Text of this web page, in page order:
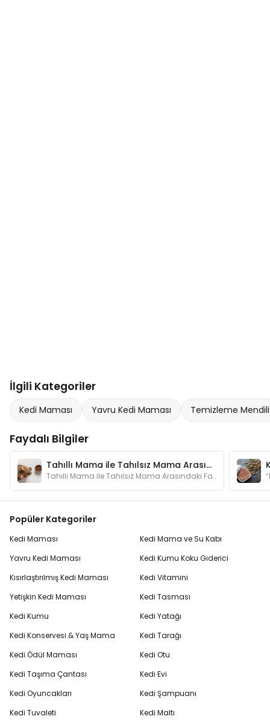
İlgili Kategoriler
Kedi Maması Yavru Kedi Maması Temizleme Mendili
Faydalı Bilgiler
Tahıllı Mama ile Tahılsız Mama Arasındaki Fark Nedir?
Tahıllı Mama ile Tahılsız Mama Arasındaki Fark Nedir?
Popüler Kategoriler
Kedi Maması
Yavru Kedi Maması
Kısırlaştırılmış Kedi Maması
Yetişkin Kedi Maması
Kedi Kumu
Kedi Konservesi & Yaş Mama
Kedi Ödül Maması
Kedi Taşıma Çantası
Kedi Oyuncakları
Kedi Tuvaleti
Kedi Mama ve Su Kabı
Kedi Kumu Koku Giderici
Kedi Vitamini
Kedi Tasması
Kedi Yatağı
Kedi Tarağı
Kedi Otu
Kedi Evi
Kedi Şampuanı
Kedi Maltı